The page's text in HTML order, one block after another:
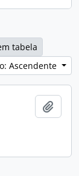
tabela
Ascendente